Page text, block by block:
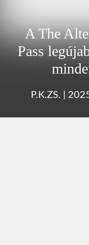
A The
Pass
P.K.ZS.